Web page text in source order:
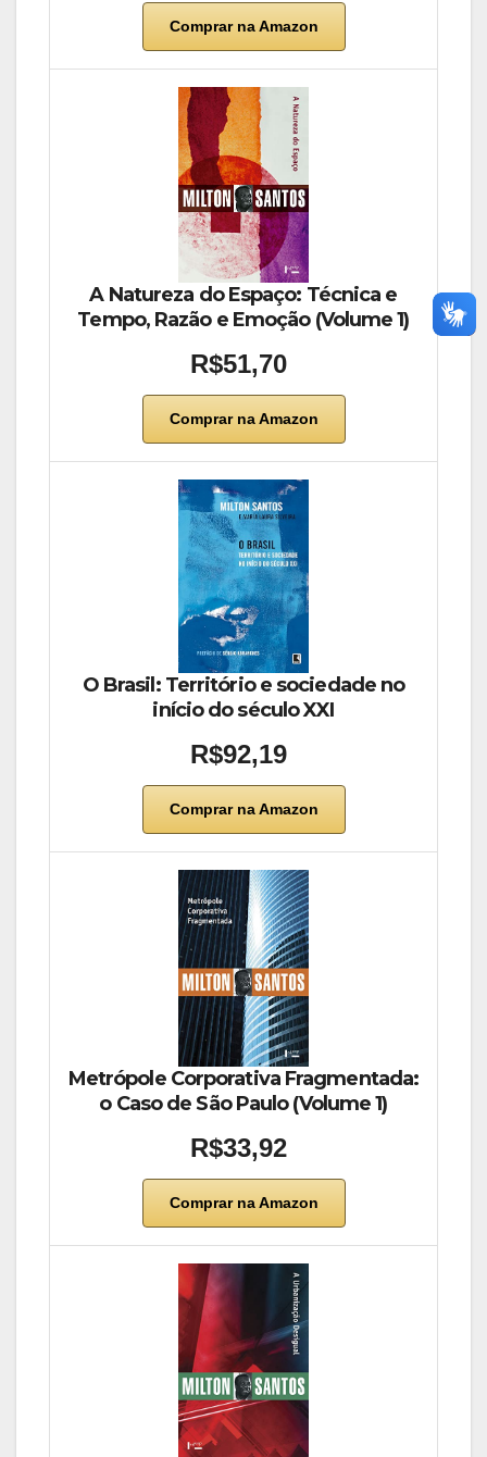
Comprar na Amazon
A Natureza do Espaço: Técnica e
Tempo, Razão e Emoção (Volume 1)
R$51,70
Comprar na Amazon
O Brasil: Território e sociedade no
início do século XXI
R$92,19
Comprar na Amazon
Metrópole Corporativa Fragmentada:
o Caso de São Paulo (Volume 1)
R$33,92
Comprar na Amazon